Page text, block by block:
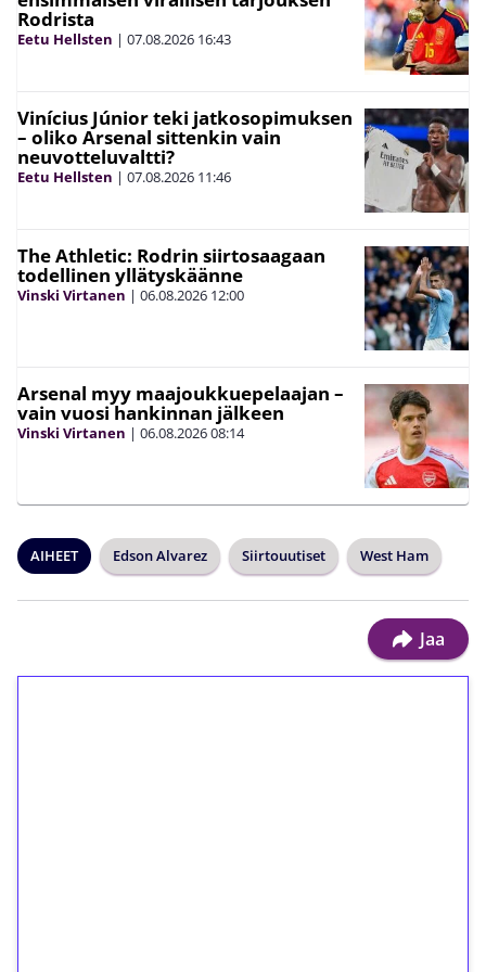
Rodrista
Eetu Hellsten | 07.08.2026 16:43
Vinícius Júnior teki jatkosopimuksen
– oliko Arsenal sittenkin vain
neuvotteluvaltti?
Eetu Hellsten | 07.08.2026 11:46
The Athletic: Rodrin siirtosaagaan
todellinen yllätyskäänne
Vinski Virtanen | 06.08.2026 12:00
Arsenal myy maajoukkuepelaajan –
vain vuosi hankinnan jälkeen
Vinski Virtanen | 06.08.202608:14
AIHEET Edson Alvarez Siirtouutiset West Ham
Jaa